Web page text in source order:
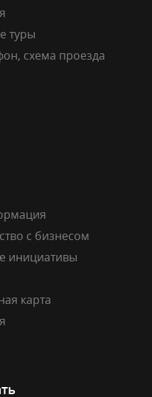
туры
схема проезда
с бизнесом
инициативы
карта